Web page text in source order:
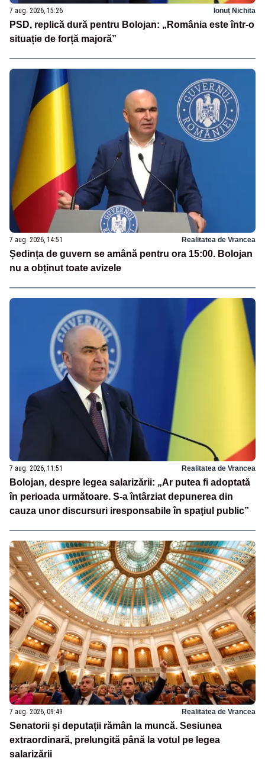
7 aug. 2026, 15:26 Ionuț Nichita
PSD, replică dură pentru Bolojan: „România este într-o
situație de forță majoră”
7 aug. 2026, 14:51 Realitatea de Vrancea
Ședința de guvern se amână pentru ora 15:00. Bolojan
nu a obținut toate avizele
7 aug. 2026, 11:51 Realitatea de Vrancea
Bolojan, despre legea salarizării: „Ar putea fi adoptată
în perioada următoare. S-a întârziat depunerea din
cauza unor discursuri iresponsabile în spaţiul public”
7 aug. 2026, 09:49 Realitatea de Vrancea
Senatorii și deputații rămân la muncă. Sesiunea
extraordinară, prelungită până la votul pe legea
salarizării